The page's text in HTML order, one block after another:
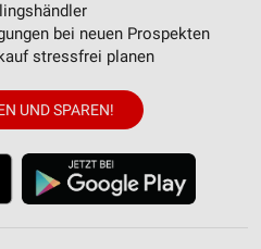
bei neuen Prospekten
stressfrei planen
UND SPAREN!